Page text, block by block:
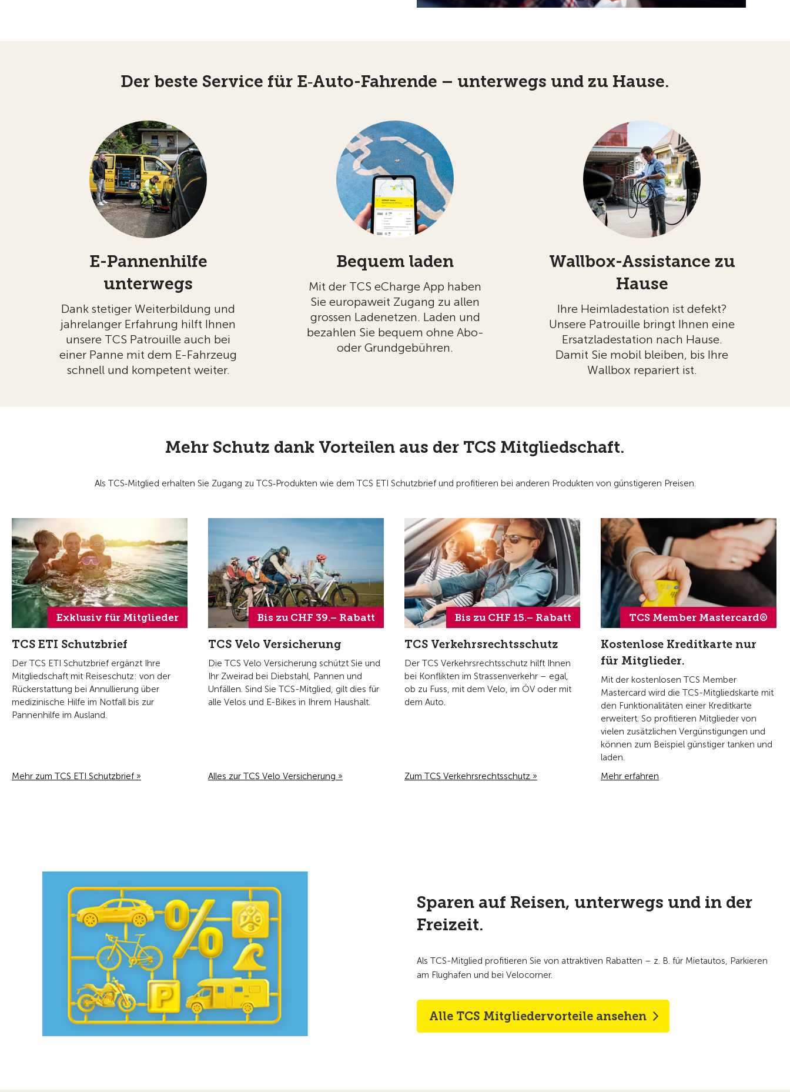
Der beste Service für E‑Auto-Fahrende – unterwegs und zu Hause.
E-Pannenhilfe
unterwegs
Dank stetiger Weiterbildung und
jahrelanger Erfahrung hilft Ihnen
unsere TCS Patrouille auch bei
einer Panne mit dem E-Fahrzeug
schnell und kompetent weiter.
Bequem laden
Mit der TCS eCharge App haben
Sie europaweit Zugang zu allen
grossen Ladenetzen. Laden und
bezahlen Sie bequem ohne Abo-
oder Grundgebühren.
Wallbox-Assistance zu
Hause
Ihre Heimladestation ist defekt?
Unsere Patrouille bringt Ihnen eine
Ersatzladestation nach Hause.
Damit Sie mobil bleiben, bis Ihre
Wallbox repariert ist.
Mehr Schutz dank Vorteilen aus der TCS Mitgliedschaft.
Als TCS‑Mitglied erhalten Sie Zugang zu TCS‑Produkten wie dem TCS ETI Schutzbrief und profitieren bei anderen Produkten von günstigeren Preisen.
Exklusiv für Mitglieder
TCS ETI Schutzbrief
Der TCS ETI Schutzbrief ergänzt Ihre
Mitgliedschaft mit Reiseschutz: von der
Rückerstattung bei Annullierung über
medizinische Hilfe im Notfall bis zur
Pannenhilfe im Ausland.
Mehr zum TCS ETI Schutzbrief »
Bis zu CHF 39.– Rabatt
TCS Velo Versicherung
Die TCS Velo Versicherung schützt Sie und
Ihr Zweirad bei Diebstahl, Pannen und
Unfällen. Sind Sie TCS-Mitglied, gilt dies für
alle Velos und E-Bikes in Ihrem Haushalt.
Alles zur TCS Velo Versicherung »
Bis zu CHF 15.– Rabatt
TCS Verkehrsrechtsschutz
Der TCS Verkehrsrechtsschutz hilft Ihnen
bei Konflikten im Strassenverkehr – egal,
ob zu Fuss, mit dem Velo, im ÖV oder mit
dem Auto.
Zum TCS Verkehrsrechtsschutz »
TCS Member Mastercard®
Kostenlose Kreditkarte nur
für Mitglieder.
Mit der kostenlosen TCS Member
Mastercard wird die TCS-Mitgliedskarte mit
den Funktionalitäten einer Kreditkarte
erweitert. So profitieren Mitglieder von
vielen zusätzlichen Vergünstigungen und
können zum Beispiel günstiger tanken und
laden.
Mehr erfahren
Sparen auf Reisen, unterwegs und in der
Freizeit.
Als TCS-Mitglied profitieren Sie von attraktiven Rabatten – z. B. für Mietautos, Parkieren
am Flughafen und bei Velocorner.
Alle TCS Mitgliedervorteile ansehen